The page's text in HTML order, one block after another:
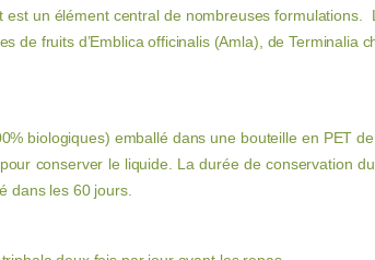
est un élément central de nombreuses
de fruits d’Emblica officinalis (Amla), de Terminalia
biologiques) emballé dans une bouteille en PET
conserver le liquide. La durée de conservation
dans les 60 jours.